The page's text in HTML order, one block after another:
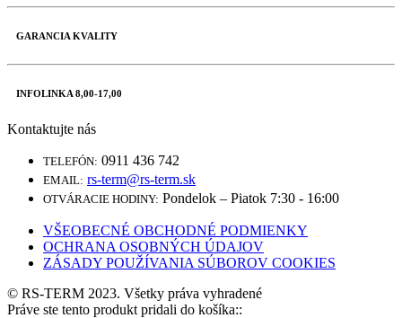
GARANCIA KVALITY
INFOLINKA 8,00-17,00
Kontaktujte nás
TELEFÓN: 0911 436 742
EMAIL: rs-term@rs-term.sk
OTVÁRACIE HODINY: Pondelok – Piatok 7:30 - 16:00
VŠEOBECNÉ OBCHODNÉ PODMIENKY
OCHRANA OSOBNÝCH ÚDAJOV
ZÁSADY POUŽÍVANIA SÚBOROV COOKIES
© RS-TERM 2023. Všetky práva vyhradené
Práve ste tento produkt pridali do košíka::